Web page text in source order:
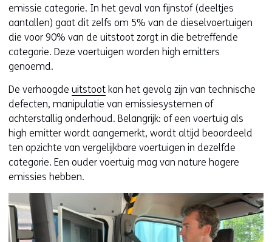
emissie categorie. In het geval van fijnstof (deeltjes
aantallen) gaat dit zelfs om 5% van de dieselvoertuigen
die voor 90% van de uitstoot zorgt in die betreffende
categorie. Deze voertuigen worden high emitters
genoemd.
De verhoogde uitstoot kan het gevolg zijn van technische
defecten, manipulatie van emissiesystemen of
achterstallig onderhoud. Belangrijk: of een voertuig als
high emitter wordt aangemerkt, wordt altijd beoordeeld
ten opzichte van vergelijkbare voertuigen in dezelfde
categorie. Een ouder voertuig mag van nature hogere
emissies hebben.